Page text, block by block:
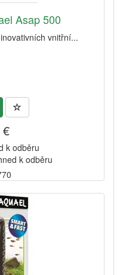
Asap 500
vnitřní...
k odběru
k odběru